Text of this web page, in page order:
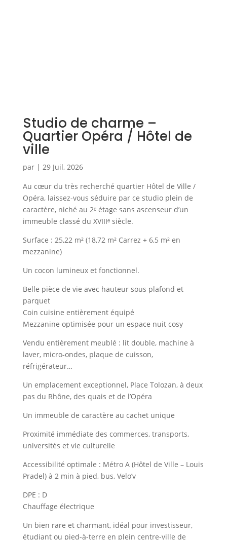
Studio de charme –
Quartier Opéra / Hôtel de
ville
par | 29 Juil, 2026
Au cœur du très recherché quartier Hôtel de Ville /
Opéra, laissez-vous séduire par ce studio plein de
caractère, niché au 2ᵉ étage sans ascenseur d’un
immeuble classé du XVIIIᵉ siècle.
Surface : 25,22 m² (18,72 m² Carrez + 6,5 m² en
mezzanine)
Un cocon lumineux et fonctionnel.
Belle pièce de vie avec hauteur sous plafond et
parquet
Coin cuisine entièrement équipé
Mezzanine optimisée pour un espace nuit cosy
Vendu entièrement meublé : lit double, machine à
laver, micro-ondes, plaque de cuisson,
réfrigérateur…
Un emplacement exceptionnel, Place Tolozan, à deux
pas du Rhône, des quais et de l’Opéra
Un immeuble de caractère au cachet unique
Proximité immédiate des commerces, transports,
universités et vie culturelle
Accessibilité optimale : Métro A (Hôtel de Ville – Louis
Pradel) à 2 min à pied, bus, Velo’v
DPE : D
Chauffage électrique
Un bien rare et charmant, idéal pour investisseur,
étudiant ou pied-à-terre en plein centre-ville de